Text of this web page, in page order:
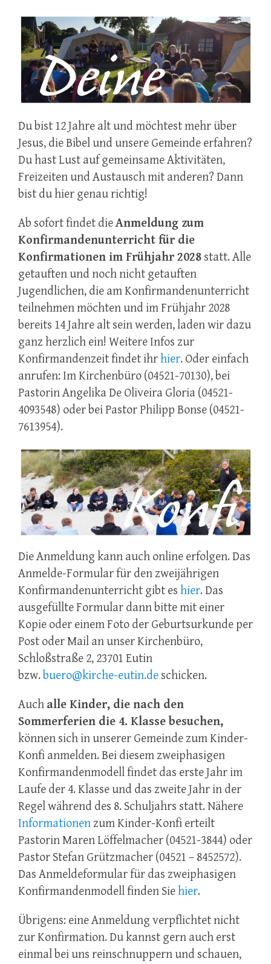
Du bist 12 Jahre alt und möchtest mehr über
Jesus, die Bibel und unsere Gemeinde erfahren?
Du hast Lust auf gemeinsame Aktivitäten,
Freizeiten und Austausch mit anderen? Dann
bist du hier genau richtig!
Ab sofort findet dieAnmeldung zum
Konfirmandenunterricht für die
Konfirmationen im Frühjahr 2028 statt. Alle
getauften und noch nicht getauften
Jugendlichen, die am Konfirmandenunterricht
teilnehmen möchten und im Frühjahr 2028
bereits 14 Jahre alt sein werden, laden wir dazu
ganz herzlich ein! Weitere Infos zur
Konfirmandenzeit findet ihrhier. Oder einfach
anrufen: Im Kirchenbüro (04521-70130), bei
Pastorin Angelika De Oliveira Gloria (04521-
4093548) oder bei Pastor Philipp Bonse (04521-
7613954).
Die Anmeldung kann auch online erfolgen. Das
Anmelde-Formular für den zweijährigen
Konfirmandenunterricht gibt es hier. Das
ausgefüllte Formular dann bitte mit einer
Kopie oder einem Foto der Geburtsurkunde per
Post oder Mail an unser Kirchenbüro,
Schloßstraße 2, 23701 Eutin
bzw. buero@kirche-eutin.de schicken.
Auch alle Kinder, die nach den
Sommerferien die 4. Klasse besuchen,
können sich in unserer Gemeinde zum Kinder-
Konfi anmelden. Bei diesem zweiphasigen
Konfirmandenmodell findet das erste Jahr im
Laufe der 4. Klasse und das zweite Jahr in der
Regel während des 8. Schuljahrs statt. Nähere
Informationenzum Kinder-Konfi erteilt
Pastorin Maren Löffelmacher (04521-3844) oder
Pastor Stefan Grützmacher (04521 – 8452572).
Das Anmeldeformular für das zweiphasigen
Konfirmandenmodell finden Siehier.
Übrigens: eine Anmeldung verpflichtet nicht
zur Konfirmation. Du kannst gern auch erst
einmal bei uns reinschnuppern und schauen,